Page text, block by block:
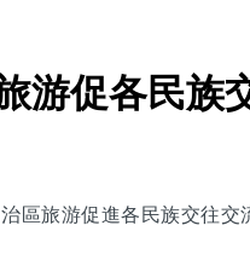
游促各民族
區旅游促進各民族交往